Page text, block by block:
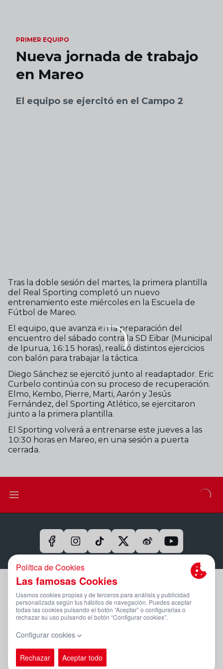
PRIMER EQUIPO
Nueva jornada de trabajo
en Mareo
El equipo se ejercitó en el Campo 2
Tras la doble sesión del martes, la primera plantilla
del Real Sporting completó un nuevo
entrenamiento este miércoles en la Escuela de
Fútbol de Mareo.
El equipo, que avanza en la preparación del
encuentro del sábado contra la SD Eibar (Municipal
de Ipurua, 16:15 horas), realizó distintos ejercicios
con balón para trabajar la táctica.
Diego Sánchez se ejercitó junto al readaptador. Eric
Curbelo continúa con su proceso de recuperación.
Elmo, Kembo, Pierre, Marti, Aarón y Jesús
Fernández, del Sporting Atlético, se ejercitaron
junto a la primera plantilla.
El Sporting volverá a entrenarse este jueves a las
10:30 horas en Mareo, en una sesión a puerta
cerrada.
Aviso Legal Y Condiciones De Uso
Política De Privacidad
Compromiso Con La Protección De Datos Personales
Canal Ético
PÁGINA OFICIAL © REAL SPORTING 2025